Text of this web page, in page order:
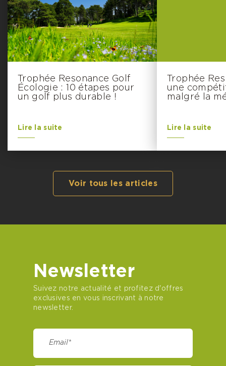
Trophée Resonance Golf
Écologie : 10 étapes pour
un golf plus durable !
Lire la suite
Trophée
une
malgré la
Lire la suite
Voir tous les articles
Newsletter
Suivez notre actualité et profitez d'offres
exclusives en vous inscrivant à notre
newsletter.